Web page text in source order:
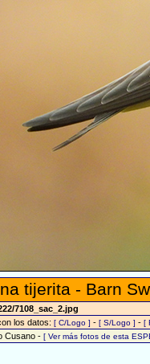
tijerita - Barn
7108_sac_2.jpg
los datos: [ C/Logo ] - [ S/Logo ] - [
Cusano - [ Ver más fotos de esta